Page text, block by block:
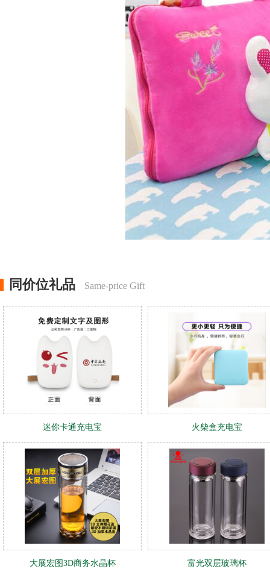
同价位礼品 Same-price Gift
迷你卡通充电宝 火柴盒充电宝
大展宏图3D商务水晶杯 富光双层玻璃杯